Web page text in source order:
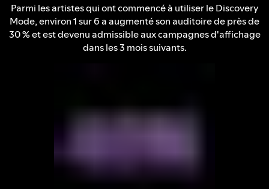
Parmi les artistes qui ont commencé à utiliser le Discovery
Mode, environ 1 sur 6 a augmenté son auditoire de près de
30 % et est devenu admissible aux campagnes d'affichage
dans les 3 mois suivants.